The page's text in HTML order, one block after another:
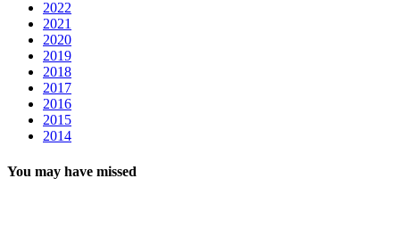
2022
2021
2020
2019
2018
2017
2016
2015
2014
You may have missed